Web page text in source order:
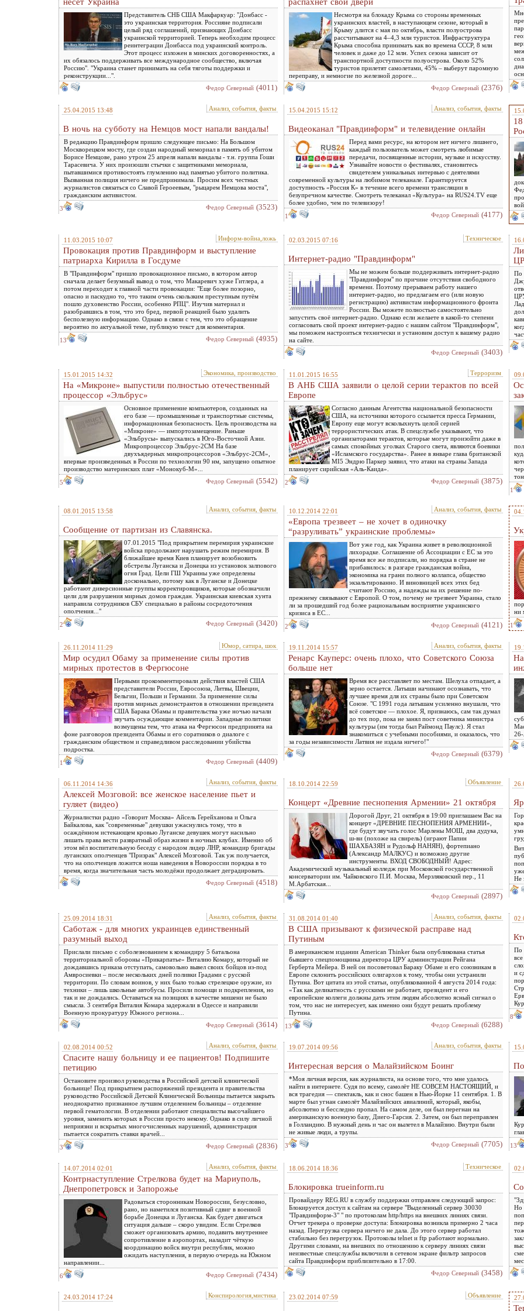
Представитель СНБ США Макфаркуар: "Донбасс -
это украинская территория. Россияне подписали
целый ряд соглашений, признающих Донбасс
украинской территорией. Теперь необходим процесс
реинтеграции Донбасса под украинский контроль.
Этот процесс изложен в минских договоренностях, а
их обязалось поддерживать все международное сообщество, включая
Россию". "Украина станет принимать на себя тяготы поддержки и
реконструкции...".
Федор Северный (4011)
Несмотря на блокаду Крыма со стороны временных
украинских властей, в наступающем сезоне, который в
Крыму длится с мая по октябрь, власти полуострова
рассчитывают на 4–4,3 млн туристов. Инфраструктура
Крыма способна принимать как во времена СССР, 8 млн
человек и даже до 12 млн. Успех сезона зависит от
транспортной доступности полуострова. Около 52%
туристов прилетят самолетами, 45% – выберут паромную
переправу, и немногие по железной дороге...
Федор Северный (2376)
25.04.2015 13:48 Анализ, события, факты
В ночь на субботу на Немцов мост напали вандалы!
В редакцию Правдинформ пришло следующее письмо: На Большом
Москворецком мосту, где создан народный мемориал в память об убитом
Борисе Немцове, рано утром 25 апреля напали вандалы - т.н. группа Гоши
Тарасевича. У них произошли стычки с защитниками мемориала,
пытавшимися противостоять глумлению над памятью убитого политика.
Вызванная полиция ничего не предпринимала. Просим всех честных
журналистов связаться со Славой Героеевым, "рыцарем Немцова моста",
гражданским активистом.
3
Федор Северный (3523)
15.04.2015 15:12 Анализ, события, факты
Видеоканал "Правдинформ" и телевидение онлайн
Перед вами ресурс, на котором нет ничего лишнего,
каждый пользователь может смотреть любимые
передачи, посвященные истории, музыке и искусству.
Узнавайте новости о фестивалях, становитесь
свидетелем уникальных интервью с деятелями
современной культуры на любимом телеканале. Гарантируется
доступность «Россия К» в течение всего времени трансляции в
безупречном качестве. Смотреть телеканал «Культура» на RUS24.TV еще
более удобно, чем по телевизору!
1
Федор Северный (4177)
11.03.2015 10:07 Информ-война,ложь
Провокация против Правдинформ и выступление
патриарха Кирилла в Госдуме
В "Правдинформ" пришло провокационное письмо, в котором автор
сначала делает безумный вывод о том, что Макаревич хуже Гитлера, а
потом переходит к главной части провокации: "Еще более позорно,
опасно и паскудно то, что таким очень скользким преступным путём
пошло духовенство России, особенно РПЦ". Изучив материал и
разобравшись в том, что это бред, первой реакцией было удалить
бесполезную информацию. Однако в связи с тем, что это обращение
вероятно по актуальной теме, публикую текст для комментария.
13
Федор Северный (4935)
02.03.2015 07:16 Техническое
Интернет-радио "Правдинформ"
Мы не можем больше поддерживать интернет-радио
"Правдинформ" по причине отсутствия свободного
времени. Поэтому прерываем работу нашего
интернет-радио, но предлагаем его (или новую
регистрацию) активистам информационного фронта
России. Вы можете полностью самостоятельно
запустить своё интернет-радио. Однако если желаете в какой-то степени
согласовать свой проект интернет-радио с нашим сайтом "Правдинформ",
мы поможем настроиться технически и установим доступ к вашему радио
на сайте.
Федор Северный (3403)
По
15.01.2015 14:32 Экономика, производство
На «Микроне» выпустили полностью отечественный
процессор «Эльбрус»
Основное применение компьютеров, созданных на
его базе — промышленные и транспортные системы,
информационная безопасность. Цель производства на
«Микроне» — импортозамещение. Раньше
«Эльбрусы» выпускались в Юго-Восточной Азии.
Микропроцессор Эльбрус-2СМ На базе
двухъядерных микропроцессоров «Эльбрус-2СМ»,
впервые произведенных в России по технологии 90 нм, запущено опытное
производство материнских плат «Монокуб-М»...
5
Федор Северный (5542)
11.01.2015 16:55 Терроризм
В АНБ США заявили о целой серии терактов по всей
Европе
Согласно данным Агентства национальной безопасности
США, на источники которого ссылается пресса Германии,
Европу еще могут всколыхнуть целой серией
террористических атак. В спецслужбе указывают, что
организаторами терактов, которые могут произойти даже в
самых спокойных уголках Старого света, являются боевики
«Исламского государства». Ранее в январе глава британской
MI5 Эндрю Паркер заявил, что атаки на страны Запада
планирует сирийская «Аль-Каида».
2
Федор Северный (3875)
1
08.01.2015 13:58 Анализ, события, факты
Сообщение от партизан из Славянска.
07.01.2015 "Под прикрытием перемирия украинские
войска продолжают нарушать режим перемирия. В
ближайшее время Киев планирует возобновить
обстрелы Луганска и Донецка из установок залпового
огня Град. Цели ГШ Украины уже определены
досконально, потому как в Луганске и Донецке
работают диверсионные группы корректировщиков, которые обозначили
цели для разрушения мирных домов граждан. Украинская киевская хунта
направила сотрудников СБУ специально в районы сосредоточения
ополчения..."
2
Федор Северный (3420)
10.12.2014 22:01 Анализ, события, факты
«Европа трезвеет – не хочет в одиночку
“разруливать” украинские проблемы»
Вот уже год, как Украина живет в революционной
лихорадке. Соглашение об Ассоциации с ЕС за это
время все же подписали, но порядка в стране не
прибавилось: в разгаре гражданская война,
экономика на грани полного коллапса, общество
экзальтированно. И виновницей всех этих бед
считают Россию, а надежды на их решение по-
прежнему связывают с Европой. О том, почему не трезвеет Украина, стало
ли за прошедший год более рациональным восприятие украинского
кризиса в ЕС...
2
Федор Северный (4121)
ни
1
26.11.2014 11:29 Юмор, сатира, шок
Мир осудил Обаму за применение силы против
мирных протестов в Фергюсоне
Первыми прокомментировали действия властей США
представители России, Евросоюза, Литвы, Швеции,
Бельгии, Польши и Германии. За применение силы
против мирных демонстрантов в отношении президента
США Барака Обамы и правительства уже ночью начали
звучать осуждающие комментарии. Западные политики
возмущены тем, что атака на Фергюсон предпринята на
фоне разговоров президента Обамы и его соратников о диалоге с
гражданским обществом и справедливом расследовании убийства
подростка.
1
Федор Северный (4409)
19.11.2014 15:57 Анализ, события, факты
Ренарс Кауперс: очень плохо, что Советского Союза
больше нет
Время все расставляет по местам. Шелуха отпадает, а
зерно остается. Латыши начинают осознавать, что
лучшее время для их страны было при Советском
Союзе. "С 1991 года латышам усиленно внушали, что
всё советское — плохое. Я, признаюсь, сам так думал
до тех пор, пока не занял пост советника министра
культуры (им тогда был Раймонд Паулс). Я стал
знакомиться с учебными пособиями, и оказалось, что
за годы независимости Латвия не издала ничего!"
Федор Северный (6379)
06.11.2014 14:36 Анализ, события, факты
Алексей Мозговой: все женское население пьет и
гуляет (видео)
Журналистки радио «Говорит Москва» Айсель Герейханова и Ольга
Байкалова, как "современные" девушки ужаснулись тому, что в
осаждённом истекающем кровью Луганске девушек могут насильно
лишать права вести развратный образ жизни в ночных клубах. Именно об
этом вёл воспитательную беседу с народом лидер ЛНР, командир бригады
луганских ополченцев "Призрак" Алексей Мозговой. Так уж получается,
что на ополченцев ложится ноша наведения в Новороссии порядка в то
время, когда значительная часть молодёжи продолжает деградировать.
Федор Северный (4518)
18.10.2014 22:59 Объявление
Концерт «Древние песнопения Армении» 21 октября
Дорогой Друг, 21 октября в 19:00 приглашаем Вас на
концерт «ДРЕВНИЕ ПЕСНОПЕНИЯ АРМЕНИИ»,
где будут звучать голос Марлены МОШ, два дудука,
ш-ви (похоже на свирель) (играют Папин
ШАХБАЗЯН и Рудольф НАНЯН), фортепиано
(Александр МАЛКУС) и возможно другие
инструменты. ВХОД СВОБОДНЫЙ! Адрес:
Академический музыкальный колледж при Московской государственной
консерватории им. Чайковского П.И. Москва, Мерзляковский пер., 11
М.Арбатская...
Федор Северный (2897)
Не
25.09.2014 18:31 Анализ, события, факты
Саботаж - для многих украинцев единственный
разумный выход
Прислали письмо с соболезнованием к командиру 5 батальона
территориальной обороны «Прикарпатье» Виталию Комару, который не
дождавшись приказа отступать, самовольно вывел своих бойцов из-под
Амвросиевки – после нескольких дней поливки Градами с русской
территории. По словам воинов, у них было только стрелецкое оружие, из
техники – лишь школьные автобусы. Просили помощи и подкрепления, но
так и не дождались. Оставаться на позициях в качестве мишени не было
смысла. 3 сентября Виталия Комара задержали в Одессе и направили
Военную прокуратуру Южного региона...
Федор Северный (3614)
31.08.2014 01:40 Анализ, события, факты
В США призывают к физической расправе над
Путиным
В американском издании American Thinker была опубликована статья
бывшего спецпомощника директора ЦРУ администрации Рейгана
Герберта Мейера. В ней он посоветовал Бараку Обаме и его союзникам в
Европе склонить российских олигархов к тому, чтобы они устранили
Путина. Вот цитата из этой статьи, опубликованной 4 августа 2014 года:
«Так как деликатность с русскими не работает, президент и его
европейские коллеги должны дать этим людям абсолютно ясный сигнал о
том, что нас не интересует, как именно они будут решать проблему
Путина.
13
Федор Северный (6288)
По
и
8
02.08.2014 00:52 Анализ, события, факты
Спасите нашу больницу и ее пациентов! Подпишите
петицию
Остановите произвол руководства в Российской детской клинической
больнице! Под прикрытием распоряжений президента и правительства
руководство Российской Детской Клинической Больницы пытается закрыть
неоднократно признанное лучшим отделением больницы – отделение
первой гематологии. В отделении работают специалисты высочайшего
уровня, заменить которых в России просто некому. Однако в силу личной
неприязни и вскрытых многочисленных нарушений, администрация
пытается сократить ставки врачей...
3
Федор Северный (2836)
19.07.2014 09:56 Анализ, события, факты
Интересная версия о Малайзийском Боинг
*Моя личная версия, как журналиста, на основе того, что мне удалось
найти в интернете. Судя по всему, самолёт НЕ СОВСЕМ НАСТОЯЩИЙ, и
вся трагедия — спектакль, как и снос башен в Нью-Йорке 11 сентября. 1. В
марте был угнан самолёт Малайзийских авиалиний, который, якобы,
абсолютно и бесследно пропал. На самом деле, он был перегнан на
американскую военную базу, Диего-Гарсия. 2. Затем, он был переправлен
в Голландию. В нужный день и час он вылетел в Малайзию. Внутри были
не живые люди, а трупы.
3
Федор Северный (7705)
13
14.07.2014 02:01 Анализ, события, факты
Контрнаступление Стрелкова будет на Мариуполь,
Днепропетровск и Запорожье
Радоваться сторонникам Новороссии, безусловно,
рано, но наметился позитивный сдвиг в военной
борьбе Донецка и Луганска. Как будет двигаться
ситуация дальше – скоро увидим. Если Стрелков
сможет организовать армию, подавить внутреннее
сопротивление в аэропортах, наладит чёткую
координацию войск внутри республик, можно
ожидать наступления, в первую очередь на Южном
направлении...
6
Федор Северный (7434)
18.06.2014 18:36 Техническое
Блокировка trueinform.ru
Провайдеру REG.RU в службу поддержки отправлен следующий запрос:
Блокируется доступ к сайтам на сервере "Выделенный сервер 30030
"Правдинформ-3" " по протоколам http/https на внешних линиях связи.
Отчет трекера о проверке доступа: Блокировка возникла примерно 2 часа
назад. Перегрузка сервера ничего не дала. До этого сервер работал
стабильно без перегрузок. Протоколы telnet и ftp работают нормально.
Другими словами, на внешних по отношению к серверу линиях связи
неизвестные спецслужбы включили в сетевом экране фильтр запросов
сайта Правдинформ приблизительно в 17:00.
Федор Северный (3458)
Но
24.03.2014 17:24 Конспирология,мистика 23.02.2014 07:59 Объявление